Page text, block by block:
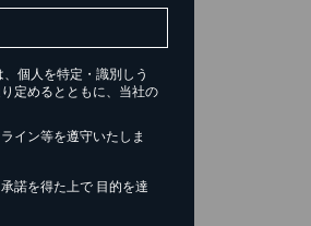
個人を特定・識別しう
定めるとともに、当社の
イン等を遵守いたしま
諾を得た上で 目的を達